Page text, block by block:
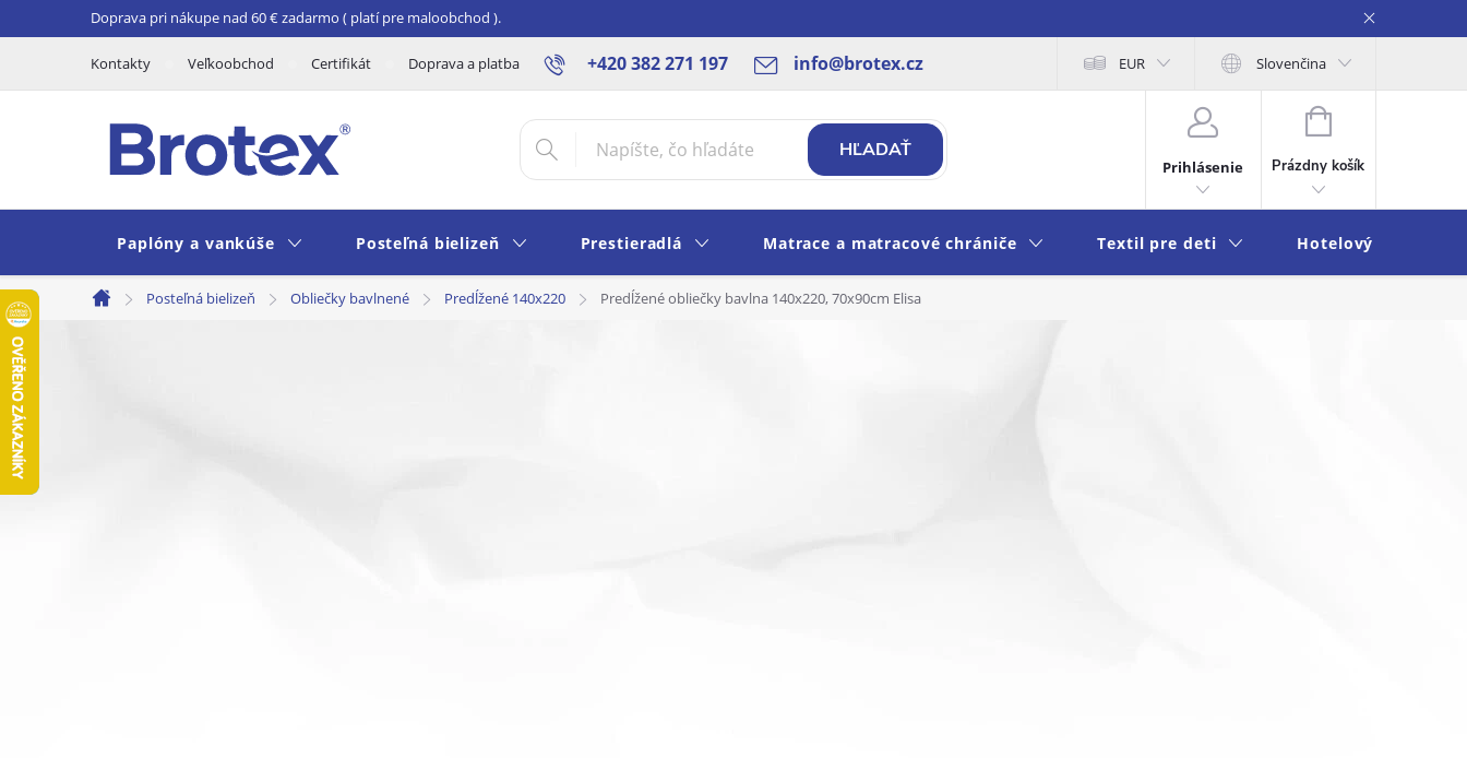
na
Doprava pri nákupe nad 60 € zadarmo ( platí pre maloobchod ).
+420 382 271 197 info@brotex.cz
Kontakty Veľkoobchod Certifikát Doprava a platba SK Blog Rady a tipy Obchodné podmienky Ochrana osobných údajov Moja objednávka
EUR Slovenčina
HĽADAŤ
Prihlásenie
NÁKUPNÝ
KOŠÍK
Prázdny košík
Paplóny a vankúše Posteľná bielizeň Prestieradlá Matrace a matracové chrániče Textil pre deti Hotelový textil
Domov
Posteľná bielizeň Obliečky bavlnené Predĺžené 140x220 Predĺžené obliečky bavlna 140x220, 70x90cm Elisa